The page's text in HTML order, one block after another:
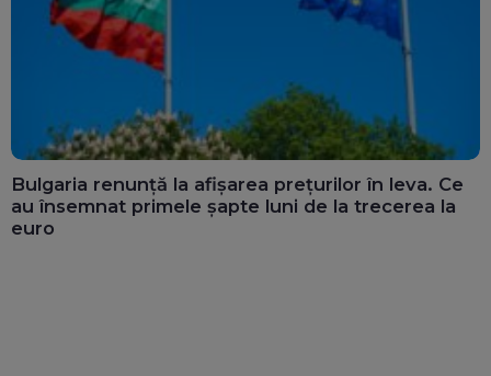
Bulgaria renunță la afișarea prețurilor în leva. Ce
au însemnat primele șapte luni de la trecerea la
euro